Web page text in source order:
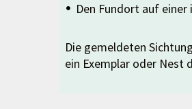
Den Fundort auf
Die gemeldeten
ein Exemplar oder Nest